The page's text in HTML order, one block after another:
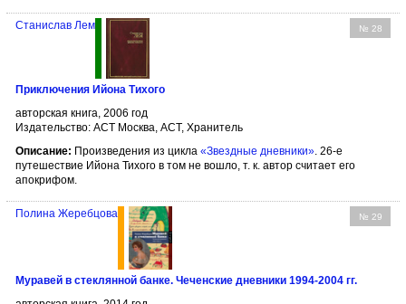
№ 28
Станислав Лем
Приключения Ийона Тихого
авторская книга, 2006 год
Издательство: АСТ Москва, АСТ, Хранитель
Описание: Произведения из цикла «Звездные дневники». 26-е
путешествие Ийона Тихого в том не вошло, т. к. автор считает его
апокрифом.
№ 29
Полина Жеребцова
Муравей в стеклянной банке. Чеченские дневники 1994-2004 гг.